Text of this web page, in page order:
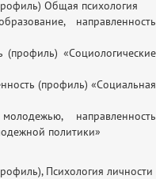
Общая психология
направленность
(профиль) «Социологические
(профиль) «Социальная
направленность
политики»
Психология личности